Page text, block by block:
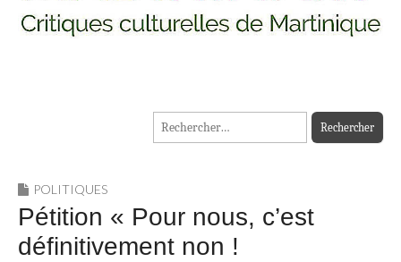
MADININ'ART
Rechercher :
POLITIQUES
Pétition « Pour nous, c’est
définitivement non !